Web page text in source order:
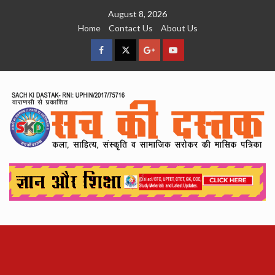
August 8, 2026
Home
Contact Us About Us
facebookTwitterGoogleYouTube